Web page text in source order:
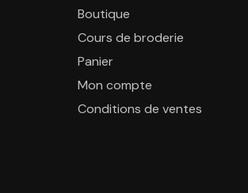
Boutique
Cours de broderie
Panier
Mon compte
Conditions de ventes